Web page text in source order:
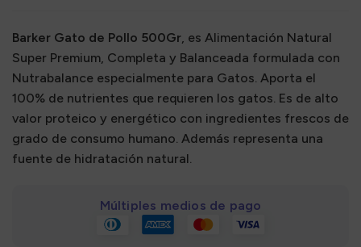
Barker Gato de Pollo 500Gr, es Alimentación Natural
Super Premium, Completa y Balanceada formulada con
Nutrabalance especialmente para Gatos. Aporta el
100% de nutrientes que requieren los gatos. Es de alto
valor proteico y energético con ingredientes frescos de
grado de consumo humano. Además representa una
fuente de hidratación natural.
Múltiples medios de pago